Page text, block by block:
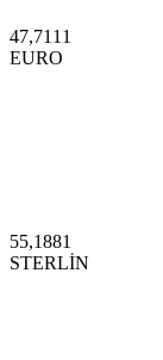
47,7111
EURO
55,1881
STERLİN